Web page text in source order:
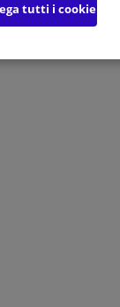
tutti i cookie
scelte